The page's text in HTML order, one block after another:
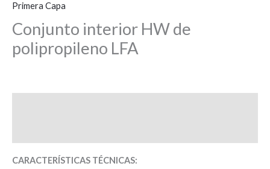
Primera Capa
Conjunto interior HW de
polipropileno LFA
CARACTERÍSTICAS TÉCNICAS: